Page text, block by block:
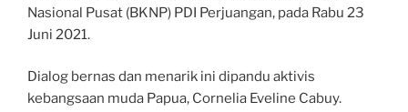
Nasional Pusat (BKNP) PDI Perjuangan, pada Rabu 23
Juni 2021.
Dialog bernas dan menarik ini dipandu aktivis
kebangsaan muda Papua, Cornelia Eveline Cabuy.